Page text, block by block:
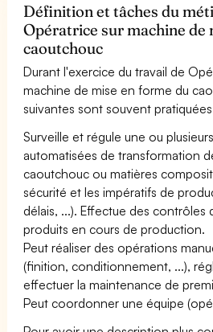
Définition et tâches du
Opératrice sur machine de
caoutchouc
Durant l'exercice du travail de
machine de mise en forme du
suivantes sont souvent
Surveille et régule une ou
automatisées de transformation
caoutchouc ou matières
sécurité et les impératifs de
délais, ...). Effectue des
produits en cours de production.
Peut réaliser des opérations
(finition, conditionnement, ...),
effectuer la maintenance de
Peut coordonner une équipe